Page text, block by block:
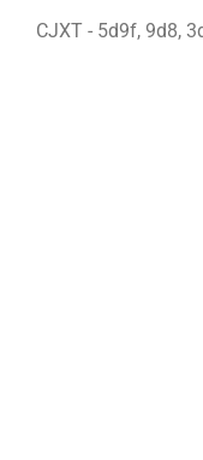
CJXT - 5d9f, 9d8,